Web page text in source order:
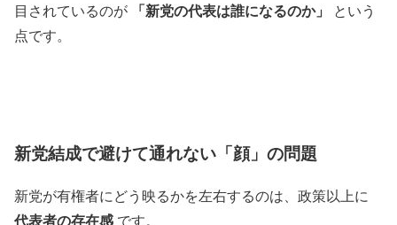
目されているのが
「新党の代表は誰になるのか」
という
点です。
新党結成で避けて通れない「顔」の問題
新党が有権者にどう映るかを左右するのは、政策以上に
代表者の存在感です。